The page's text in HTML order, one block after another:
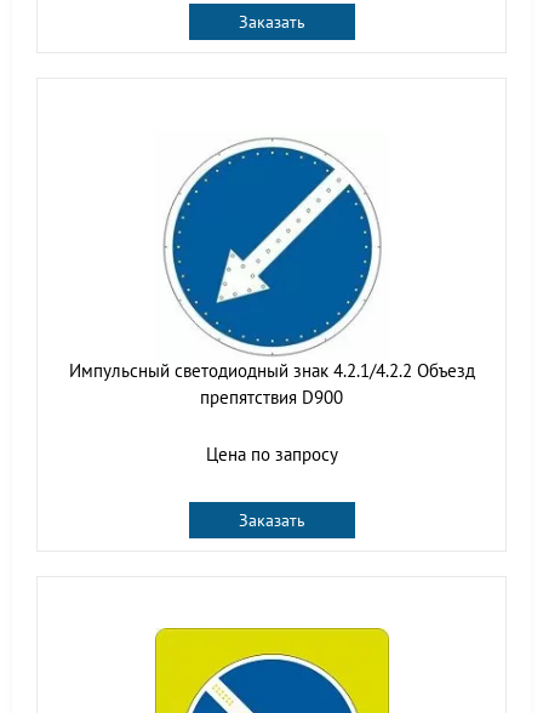
Заказать
Импульсный светодиодный знак 4.2.1/4.2.2 Объезд
препятствия D900
Цена по запросу
Заказать